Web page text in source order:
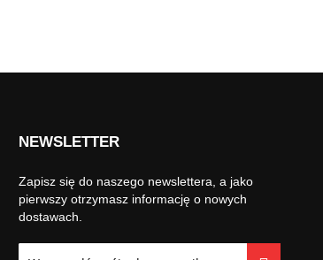
NEWSLETTER
Zapisz się do naszego newslettera, a jako
pierwszy otrzymasz informację o nowych
dostawach.